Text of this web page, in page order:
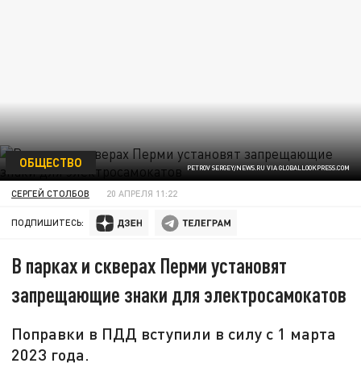
PETROV SERGEY/NEWS.RU VIA GLOBALLOOKPRESS.COM
ОБЩЕСТВО
СЕРГЕЙ СТОЛБОВ 20 АПРЕЛЯ 11:22
ПОДПИШИТЕСЬ:
В парках и скверах Перми установят
запрещающие знаки для электросамокатов
Поправки в ПДД вступили в силу с 1 марта
2023 года.